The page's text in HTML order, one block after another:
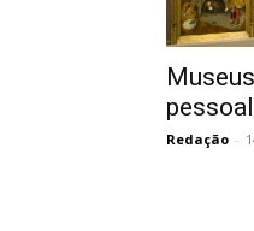
pessoal
Redação -